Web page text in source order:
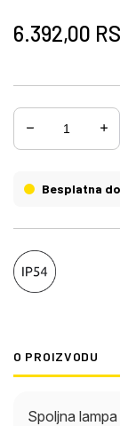
crne. Svetlost
maksimalnom
V. Ovo nije
kupiti zasebno.
6.392,00
Besplatna
O PROIZVODU
Spoljna